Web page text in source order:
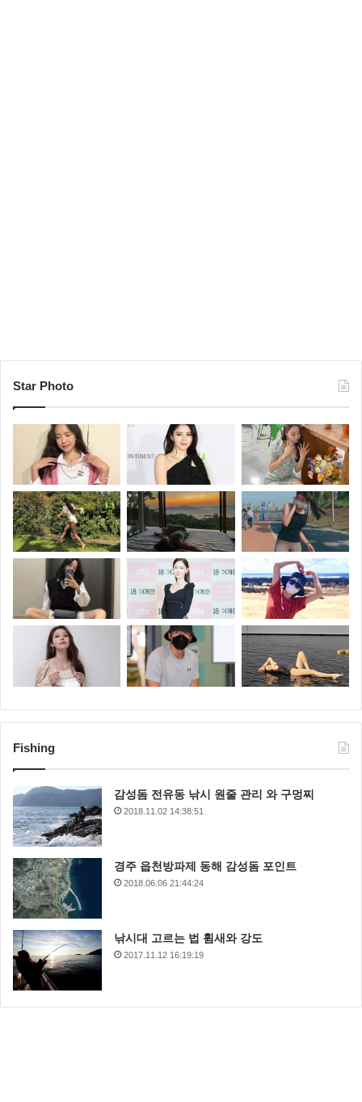
Star Photo
Fishing
감성돔 전유동 낚시 원줄 관리 와 구멍찌
2018.11.02 14:38:51
경주 읍천방파제 동해 감성돔 포인트
2018.06.06 21:44:24
낚시대 고르는 법 휨새와 강도
2017.11.12 16:19:19